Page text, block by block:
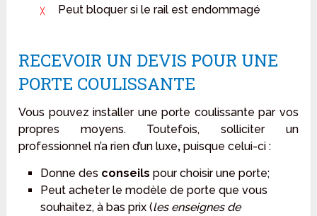
Peut bloquer si le rail est endommagé
RECEVOIR UN DEVIS POUR UNE
PORTE COULISSANTE
Vous pouvez installer une porte coulissante par vos
propres moyens. Toutefois, solliciter un
professionnel n’a rien d’un luxe, puisque celui-ci :
Donne des conseils pour choisir une porte;
Peut acheter le modèle de porte que vous
souhaitez, à bas prix (les enseignes de